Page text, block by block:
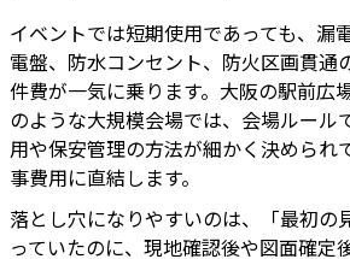
イベントでは短期使用であっても、漏
電盤、防水コンセント、防火区画貫通
件費が一気に乗ります。大阪の駅前広
のような大規模会場では、会場ルール
用や保安管理の方法が細かく決められ
事費用に直結します。
落とし穴になりやすいのは、「最初
っていたのに、現地確認後や図面確定